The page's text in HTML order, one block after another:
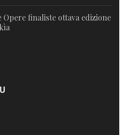
Opere finaliste ottava edizione